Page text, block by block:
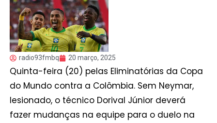
radio93fmbq 20 março, 2025
Quinta-feira (20) pelas Eliminatórias da Copa
do Mundo contra a Colômbia. Sem Neymar,
lesionado, o técnico Dorival Júnior deverá
fazer mudanças na equipe para o duelo na